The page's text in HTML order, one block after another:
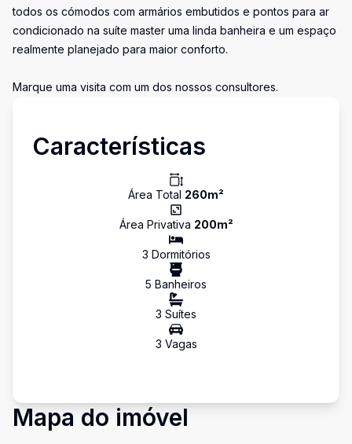
todos os cómodos com armários embutidos e pontos para ar
condicionado na suíte master uma linda banheira e um espaço
realmente planejado para maior conforto.
Marque uma visita com um dos nossos consultores.
Características
Área Total 260m²
Área Privativa 200m²
3 Dormitórios
5 Banheiros
3 Suítes
3 Vagas
Mapa do imóvel